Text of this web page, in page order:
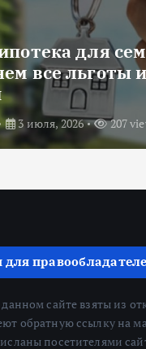
для
все льготы и
3 июля, 2026 207
сайте взяты из
обратную ссылку на
посетителями